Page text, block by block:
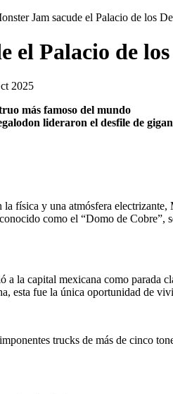
Jam sacude el Palacio de los
el Palacio de
2025
más famoso del mundo
lideraron el desfile de
física y una atmósfera
como el “Domo de Cobre”,
a la capital mexicana como parada
esta fue la única oportunidad de
trucks de más de cinco